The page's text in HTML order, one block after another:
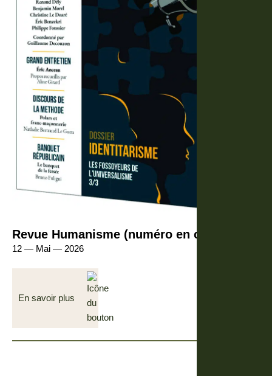
Revue Humanisme (numéro en cours)
12 — Mai — 2026
En savoir plus